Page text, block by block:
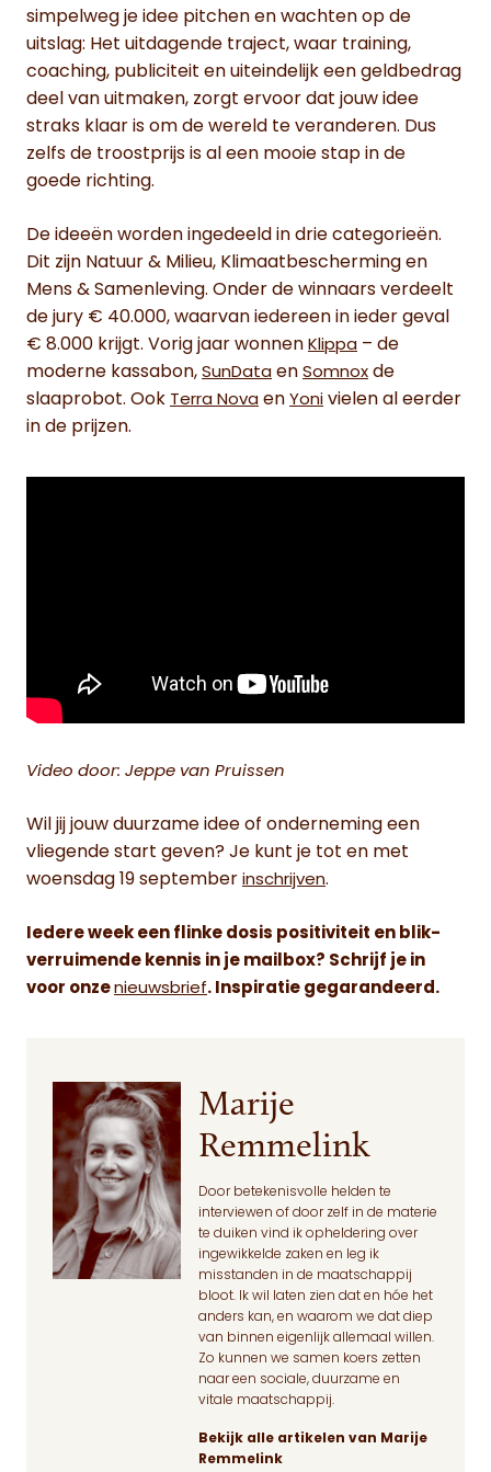
simpelweg je idee pitchen en wachten op de
uitslag: Het uitdagende traject, waar training,
coaching, publiciteit en uiteindelijk een geldbedrag
deel van uitmaken, zorgt ervoor dat jouw idee
straks klaar is om de wereld te veranderen. Dus
zelfs de troostprijs is al een mooie stap in de
goede richting.
De ideeën worden ingedeeld in drie categorieën.
Dit zijn Natuur & Milieu, Klimaatbescherming en
Mens & Samenleving. Onder de winnaars verdeelt
de jury € 40.000, waarvan iedereen in ieder geval
€ 8.000 krijgt. Vorig jaar wonnen Klippa – de
moderne kassabon, SunData en Somnox de
slaaprobot. Ook Terra Nova en Yoni vielen al eerder
in de prijzen.
Video door: Jeppe van Pruissen
Wil jij jouw duurzame idee of onderneming een
vliegende start geven? Je kunt je tot en met
woensdag 19 september inschrijven.
Iedere week een flinke dosis positiviteit en blik-
verruimende kennis in je mailbox? Schrijf je in
voor onze nieuwsbrief. Inspiratie gegarandeerd.
Marije
Remmelink
Door betekenisvolle helden te
interviewen of door zelf in de materie
te duiken vind ik opheldering over
ingewikkelde zaken en leg ik
misstanden in de maatschappij
bloot. Ik wil laten zien dat en hóe het
anders kan, en waarom we dat diep
van binnen eigenlijk allemaal willen.
Zo kunnen we samen koers zetten
naar een sociale, duurzame en
vitale maatschappij.
Bekijk alle artikelen van Marije
Remmelink